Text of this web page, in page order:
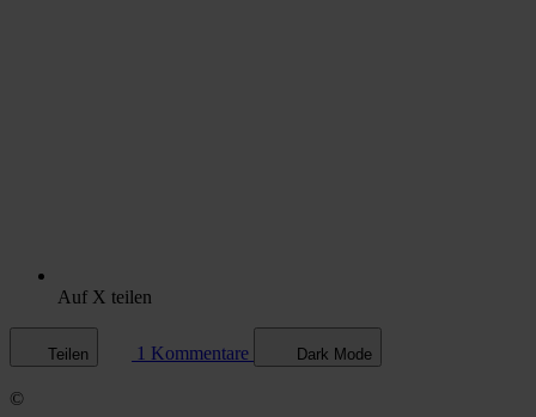
Auf X teilen
Teilen 1 Kommentare Dark Mode
©